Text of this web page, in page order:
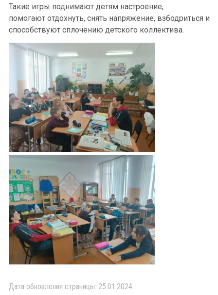
Такие игры поднимают детям настроение,
помогают отдохнуть, снять напряжение, взбодриться и
способствуют сплочению детского коллектива.
Дата обновления страницы: 25.01.2024